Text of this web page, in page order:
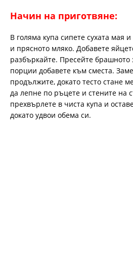
Начин на приготвяне:
В голяма купа сипете сухата мая
и прясното мляко. Добавете
разбъркайте. Пресейте брашното
порции добавете към сместа.
продължите, докато тесто стане
да лепне по ръцете и стените на
прехвърлете в чиста купа и
докато удвои обема си.